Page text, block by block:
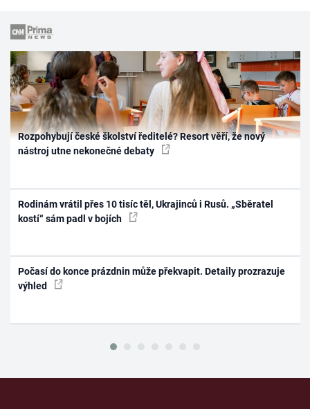
Rozpohybují české školství ředitelé? Resort věří, že nový
nástroj utne nekonečné debaty
Rodinám vrátil přes 10 tisíc těl, Ukrajinců i Rusů. „Sběratel
kostí“ sám padl v bojích
Počasí do konce prázdnin může překvapit. Detaily prozrazuje
výhled